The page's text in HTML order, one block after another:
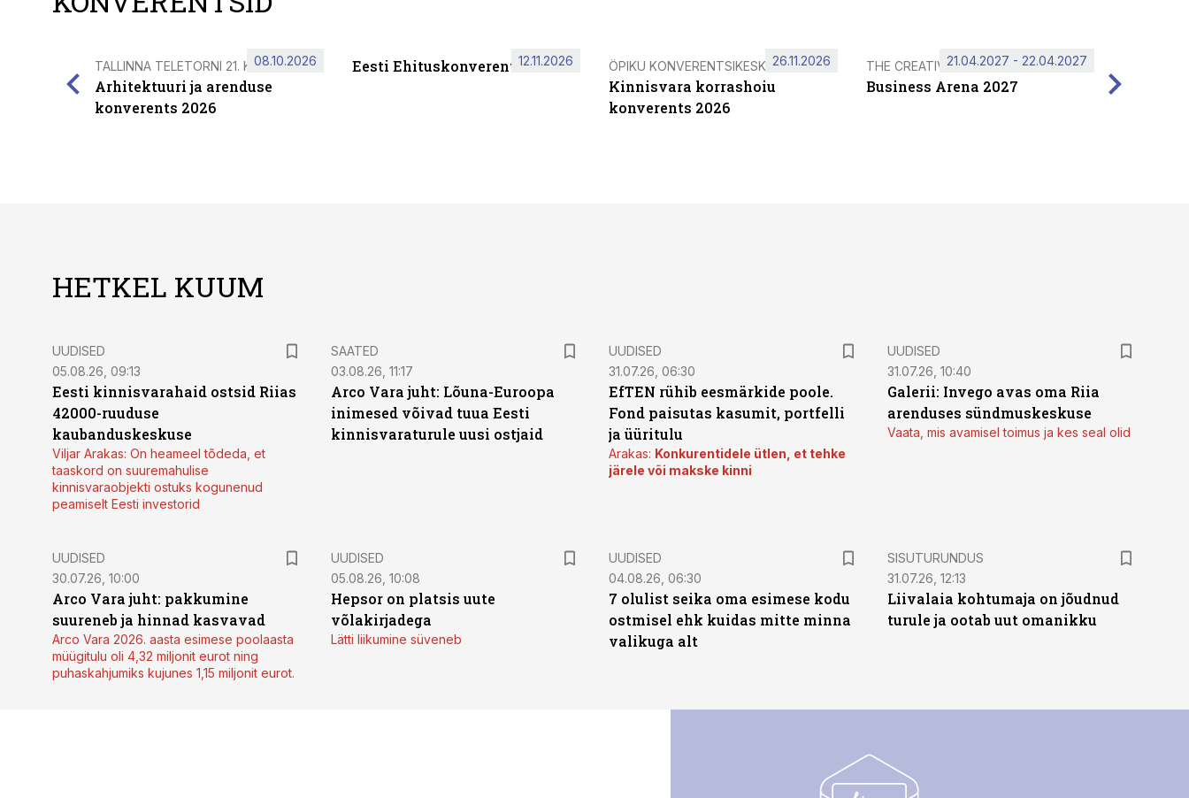
TALLINNA TELETORNI 21. KORRUSEL
Arhitektuuri ja arenduse
konverents 2026
08.10.2026 Eesti Ehituskonverents 2026
12.11.2026 ÖPIKU KONVERENTSIKESKUS
Kinnisvara korrashoiu
konverents 2026
26.11.2026 THE CREATIVE HUB
Business Arena 2027
21.04.2027 - 22.04.2027
HETKEL KUUM
UUDISED
05.08.26, 09:13
Eesti kinnisvarahaid ostsid Riias
42000-ruuduse
kaubanduskeskuse
Viljar Arakas: On heameel tõdeda, et
taaskord on suuremahulise
kinnisvaraobjekti ostuks kogunenud
peamiselt Eesti investorid
SAATED
03.08.26, 11:17
Arco Vara juht: Lõuna-Euroopa
inimesed võivad tuua Eesti
kinnisvaraturule uusi ostjaid
UUDISED
31.07.26, 06:30
EfTEN rühib eesmärkide poole.
Fond paisutas kasumit, portfelli
ja üüritulu
Arakas: Konkurentidele ütlen, et tehke
järele või makske kinni
UUDISED
31.07.26, 10:40
Galerii: Invego avas oma Riia
arenduses sündmuskeskuse
Vaata, mis avamisel toimus ja kes seal olid
UUDISED
30.07.26, 10:00
Arco Vara juht: pakkumine
suureneb ja hinnad kasvavad
Arco Vara 2026. aasta esimese poolaasta
müügitulu oli 4,32 miljonit eurot ning
puhaskahjumiks kujunes 1,15 miljonit eurot.
UUDISED
05.08.26, 10:08
Hepsor on platsis uute
võlakirjadega
Lätti liikumine süveneb
UUDISED
04.08.26, 06:30
7 olulist seika oma esimese kodu
ostmisel ehk kuidas mitte minna
valikuga alt
ST
SISUTURUNDUS
31.07.26, 12:13
Liivalaia kohtumaja on jõudnud
turule ja ootab uut omanikku